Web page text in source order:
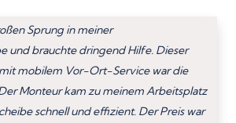
Sprung in meiner
und brauchte dringend Hilfe. Dieser
mobilem Vor-Ort-Service war die
Monteur kam zu meinem Arbeitsplatz
schnell und effizient. Der Preis war